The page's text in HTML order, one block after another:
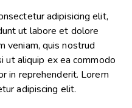
adipisicing elit,
ut labore et dolore
veniam, quis nostrud
ut aliquip ex ea commodo
in reprehenderit. Lorem
adipiscing elit.